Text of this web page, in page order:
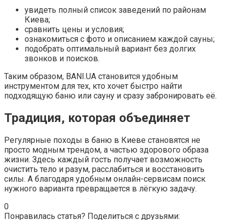
увидеть полный список заведений по районам
Киева;
сравнить цены и условия;
ознакомиться с фото и описанием каждой сауны;
подобрать оптимальный вариант без долгих
звонков и поисков.
Таким образом, BANI.UA становится удобным
инструментом для тех, кто хочет быстро найти
подходящую баню или сауну и сразу забронировать её.
Традиция, которая объединяет
Регулярные походы в баню в Киеве становятся не
просто модным трендом, а частью здорового образа
жизни. Здесь каждый гость получает возможность
очистить тело и разум, расслабиться и восстановить
силы. А благодаря удобным онлайн-сервисам поиск
нужного варианта превращается в лёгкую задачу.
0
Понравилась статья? Поделиться с друзьями: